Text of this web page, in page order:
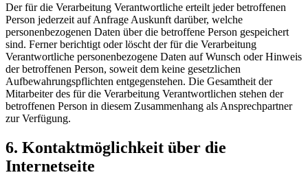
Der für die Verarbeitung Verantwortliche erteilt jeder betroffenen
Person jederzeit auf Anfrage Auskunft darüber, welche
personenbezogenen Daten über die betroffene Person gespeichert
sind. Ferner berichtigt oder löscht der für die Verarbeitung
Verantwortliche personenbezogene Daten auf Wunsch oder Hinweis
der betroffenen Person, soweit dem keine gesetzlichen
Aufbewahrungspflichten entgegenstehen. Die Gesamtheit der
Mitarbeiter des für die Verarbeitung Verantwortlichen stehen der
betroffenen Person in diesem Zusammenhang als Ansprechpartner
zur Verfügung.
6. Kontaktmöglichkeit über die
Internetseite